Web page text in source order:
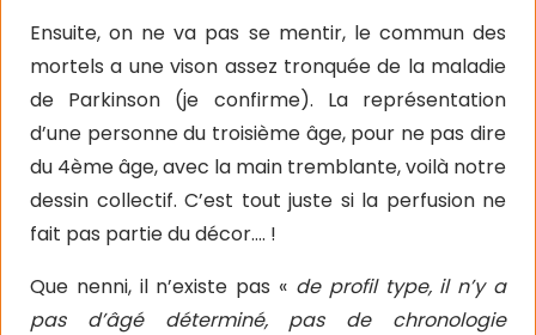
Ensuite, on ne va pas se mentir, le commun des
mortels a une vison assez tronquée de la maladie
de Parkinson (je confirme). La représentation
d’une personne du troisième âge, pour ne pas dire
du 4ème âge, avec la main tremblante, voilà notre
dessin collectif. C’est tout juste si la perfusion ne
fait pas partie du décor…. !
Que nenni, il n’existe pas « de profil type, il n’y a
pas d’âgé déterminé, pas de chronologie